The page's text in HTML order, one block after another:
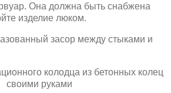
Она должна быть снабжена
изделие люком.
засор между стыками и